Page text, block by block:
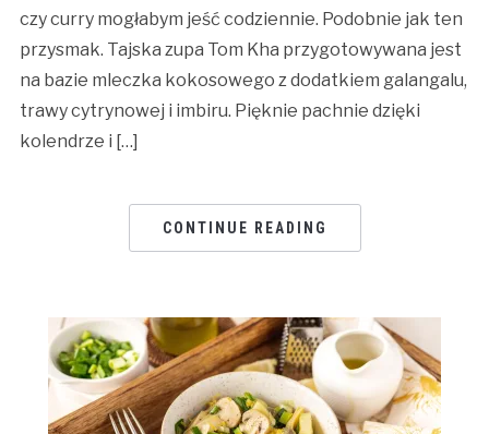
czy curry mogłabym jeść codziennie. Podobnie jak ten
przysmak. Tajska zupa Tom Kha przygotowywana jest
na bazie mleczka kokosowego z dodatkiem galangalu,
trawy cytrynowej i imbiru. Pięknie pachnie dzięki
kolendrze i […]
CONTINUE READING